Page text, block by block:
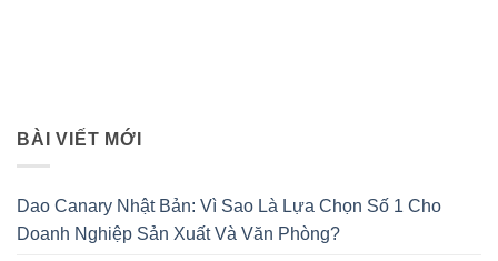
BÀI VIẾT MỚI
Dao Canary Nhật Bản: Vì Sao Là Lựa Chọn Số 1 Cho
Doanh Nghiệp Sản Xuất Và Văn Phòng?